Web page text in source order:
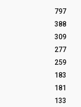
797
388
309
277
259
183
181
133